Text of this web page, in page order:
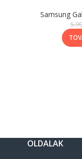
Samsung
OLDALAK